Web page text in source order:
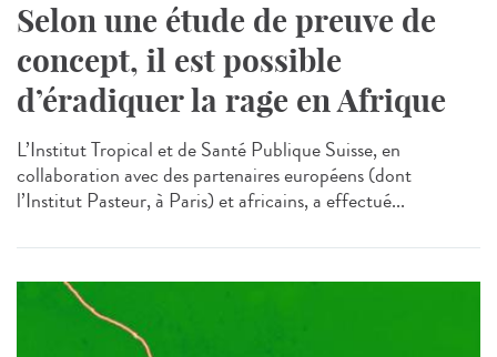
Selon une étude de preuve de
concept, il est possible
d’éradiquer la rage en Afrique
L’Institut Tropical et de Santé Publique Suisse, en
collaboration avec des partenaires européens (dont
l’Institut Pasteur, à Paris) et africains, a effectué...